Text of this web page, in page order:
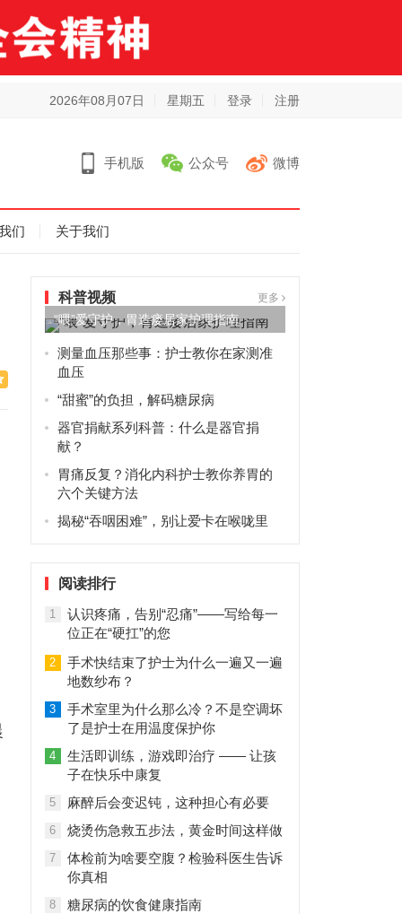
2026年08月07日 星期五 登录 注册
手机版 公众号 微博
们 关于我们
科普视频 更多
“喂”爱守护，胃造瘘居家护理指南
测量血压那些事：护士教你在家测准
血压
“甜蜜”的负担，解码糖尿病
器官捐献系列科普：什么是器官捐
献？
胃痛反复？消化内科护士教你养胃的
六个关键方法
揭秘“吞咽困难”，别让爱卡在喉咙里
阅读排行
1
认识疼痛，告别“忍痛”——写给每一
位正在“硬扛”的您
2
手术快结束了护士为什么一遍又一遍
地数纱布？
3
手术室里为什么那么冷？不是空调坏
了是护士在用温度保护你
4
生活即训练，游戏即治疗 —— 让孩
子在快乐中康复
5 麻醉后会变迟钝，这种担心有必要
6 烧烫伤急救五步法，黄金时间这样做
7
体检前为啥要空腹？检验科医生告诉
你真相
8 糖尿病的饮食健康指南